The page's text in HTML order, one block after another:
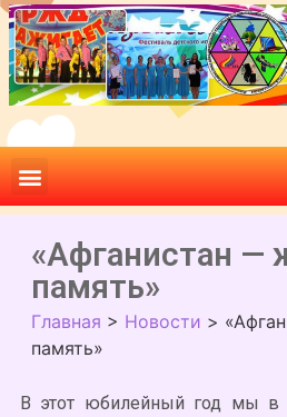
«Афганистан —
память»
Главная > Новости >
память»
В этот юбилейный год мы в